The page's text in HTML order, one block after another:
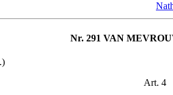
Nr. 291 VAN
Art. 4